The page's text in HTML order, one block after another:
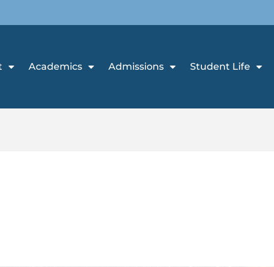
Academics Admissions Student Life